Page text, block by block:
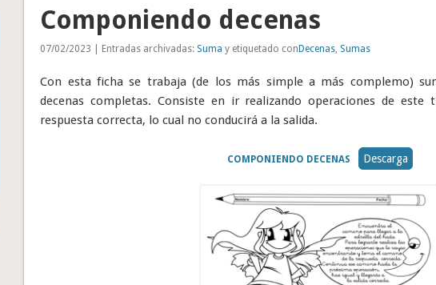
Componiendo decenas
07/02/2023 | Entradas archivadas: Suma y etiquetado conDecenas, Sumas
Con esta ficha se trabaja (de los más simple a más complemo)
decenas completas. Consiste en ir realizando operaciones de
respuesta correcta, lo cual no conducirá a la salida.
COMPONIENDO DECENAS Descarga